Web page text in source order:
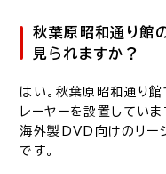
秋葉原昭和通り
見られますか？
はい。秋葉原昭和通り
レーヤーを設置していま
海外製DVD向けのリー
です。